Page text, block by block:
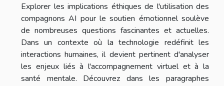
Explorer les implications éthiques de l'utilisation des
compagnons AI pour le soutien émotionnel soulève
de nombreuses questions fascinantes et actuelles.
Dans un contexte où la technologie redéfinit les
interactions humaines, il devient pertinent d'analyser
les enjeux liés à l'accompagnement virtuel et à la
santé mentale. Découvrez dans les paragraphes